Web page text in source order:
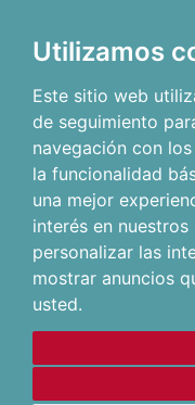
Utilizamos
Este sitio web
de seguimiento
navegación con
la funcionalidad
una mejor
interés en
personalizar las
mostrar anuncios
usted.